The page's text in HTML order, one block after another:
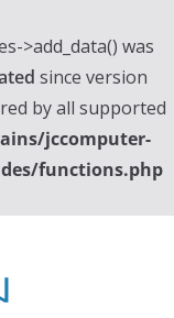
>add_data() was
since version
by all supported
jccomputer-
functions.php